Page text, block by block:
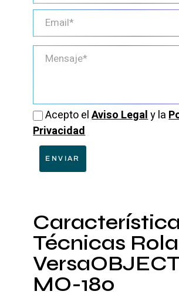
Acepto elAviso Legaly la
Privacidad
ENVIAR
Técnicas
MO-180